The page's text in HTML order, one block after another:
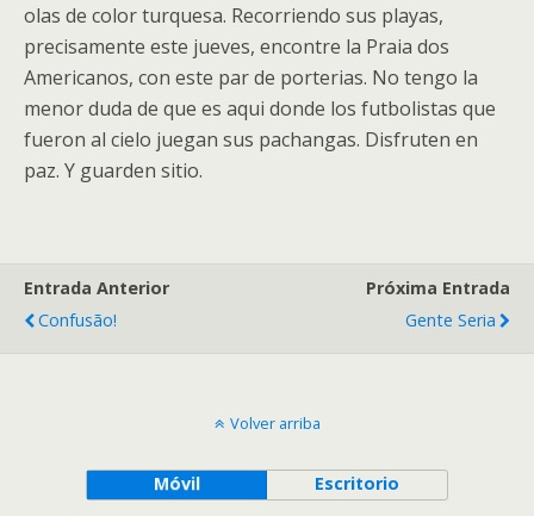
olas de color turquesa. Recorriendo sus playas,
precisamente este jueves, encontre la Praia dos
Americanos, con este par de porterias. No tengo la
menor duda de que es aqui donde los futbolistas que
fueron al cielo juegan sus pachangas. Disfruten en
paz. Y guarden sitio.
Entrada Anterior
Confusão!
Próxima Entrada
Gente Seria
Volver arriba
Móvil Escritorio